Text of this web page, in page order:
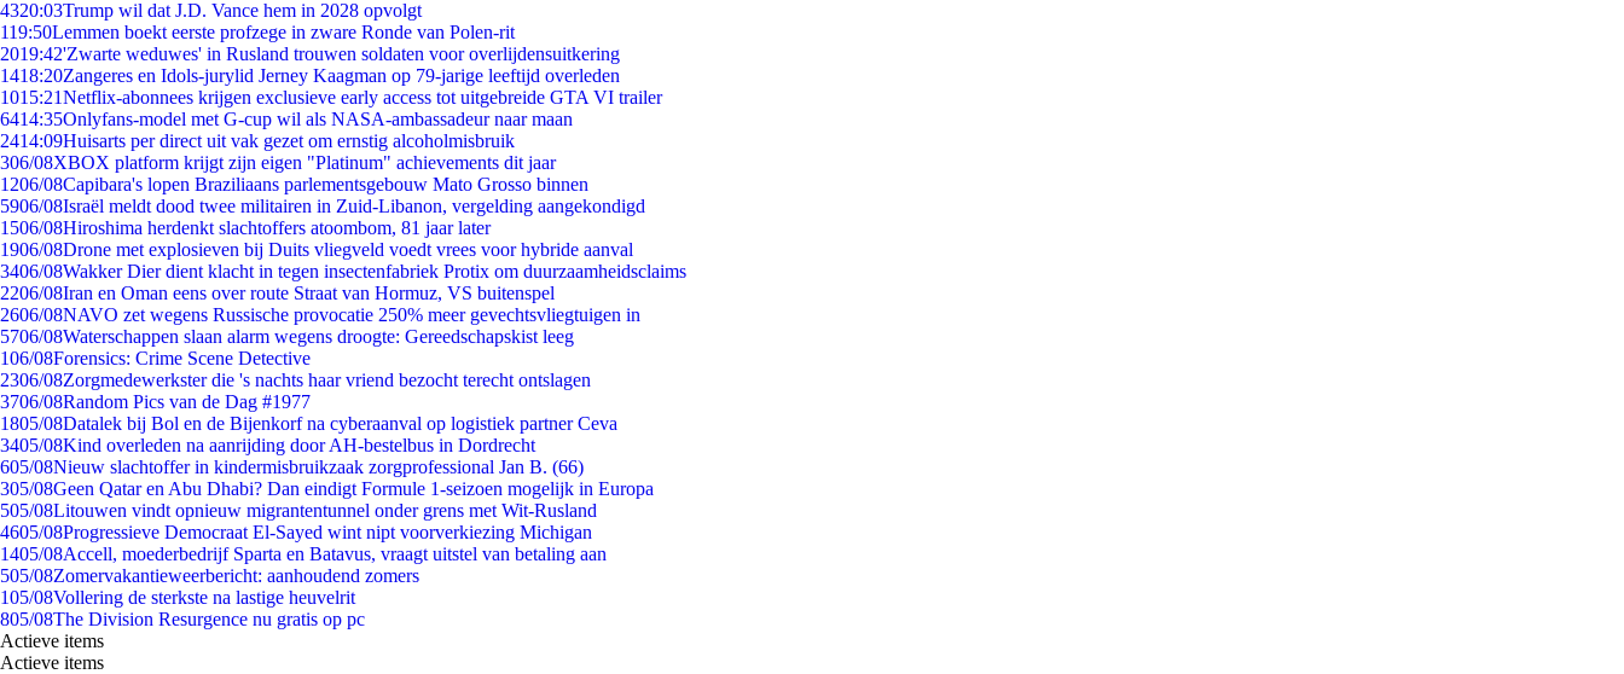
4320:03Trump wil dat J.D. Vance hem in 2028 opvolgt
119:50Lemmen boekt eerste profzege in zware Ronde van Polen-rit
2019:42'Zwarte weduwes' in Rusland trouwen soldaten voor overlijdensuitkering
1418:20Zangeres en Idols-jurylid Jerney Kaagman op 79-jarige leeftijd overleden
1015:21Netflix-abonnees krijgen exclusieve early access tot uitgebreide GTA VI trailer
6414:35Onlyfans-model met G-cup wil als NASA-ambassadeur naar maan
2414:09Huisarts per direct uit vak gezet om ernstig alcoholmisbruik
306/08XBOX platform krijgt zijn eigen "Platinum" achievements dit jaar
1206/08Capibara's lopen Braziliaans parlementsgebouw Mato Grosso binnen
5906/08Israël meldt dood twee militairen in Zuid-Libanon, vergelding aangekondigd
1506/08Hiroshima herdenkt slachtoffers atoombom, 81 jaar later
1906/08Drone met explosieven bij Duits vliegveld voedt vrees voor hybride aanval
3406/08Wakker Dier dient klacht in tegen insectenfabriek Protix om duurzaamheidsclaims
2206/08Iran en Oman eens over route Straat van Hormuz, VS buitenspel
2606/08NAVO zet wegens Russische provocatie 250% meer gevechtsvliegtuigen in
5706/08Waterschappen slaan alarm wegens droogte: Gereedschapskist leeg
106/08Forensics: Crime Scene Detective
2306/08Zorgmedewerkster die 's nachts haar vriend bezocht terecht ontslagen
3706/08Random Pics van de Dag #1977
1805/08Datalek bij Bol en de Bijenkorf na cyberaanval op logistiek partner Ceva
3405/08Kind overleden na aanrijding door AH-bestelbus in Dordrecht
605/08Nieuw slachtoffer in kindermisbruikzaak zorgprofessional Jan B. (66)
305/08Geen Qatar en Abu Dhabi? Dan eindigt Formule 1-seizoen mogelijk in Europa
505/08Litouwen vindt opnieuw migrantentunnel onder grens met Wit-Rusland
4605/08Progressieve Democraat El-Sayed wint nipt voorverkiezing Michigan
1405/08Accell, moederbedrijf Sparta en Batavus, vraagt uitstel van betaling aan
505/08Zomervakantieweerbericht: aanhoudend zomers
105/08Vollering de sterkste na lastige heuvelrit
805/08The Division Resurgence nu gratis op pc
Actieve items
Actieve items